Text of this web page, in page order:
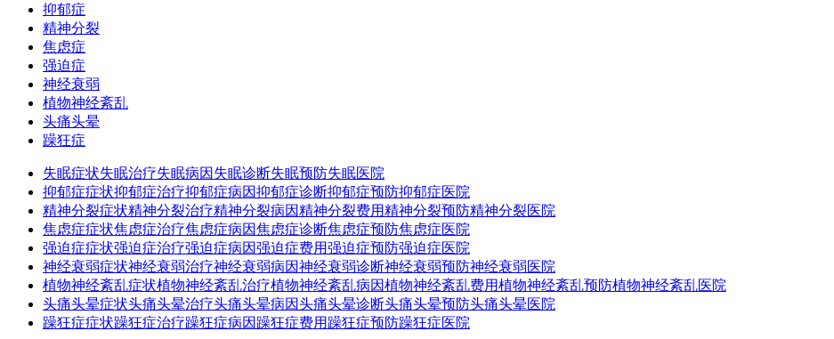
抑郁症
精神分裂
焦虑症
强迫症
神经衰弱
植物神经紊乱
头痛头晕
躁狂症
失眠症状失眠治疗失眠病因 失眠诊断失眠预防失眠医院
抑郁症症状抑郁症治疗抑郁症病因抑郁症诊断抑郁症预防抑郁症医院
精神分裂症状精神分裂治疗精神分裂病因精神分裂费用精神分裂预防精神分裂医院
焦虑症症状焦虑症治疗焦虑症病因焦虑症诊断焦虑症预防焦虑症医院
强迫症症状强迫症治疗强迫症病因强迫症费用强迫症预防强迫症医院
神经衰弱症状神经衰弱治疗神经衰弱病因神经衰弱诊断神经衰弱预防神经衰弱医院
植物神经紊乱症状植物神经紊乱治疗植物神经紊乱病因植物神经紊乱费用植物神经紊乱预防植物神经紊乱医院
头痛头晕症状头痛头晕治疗头痛头晕病因头痛头晕诊断头痛头晕预防头痛头晕医院
躁狂症症状躁狂症治疗躁狂症病因 躁狂症费用 躁狂症预防躁狂症医院